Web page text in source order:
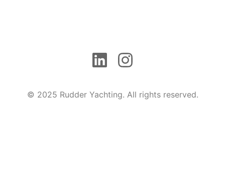
© 2025 Rudder Yachting. All rights reserved.